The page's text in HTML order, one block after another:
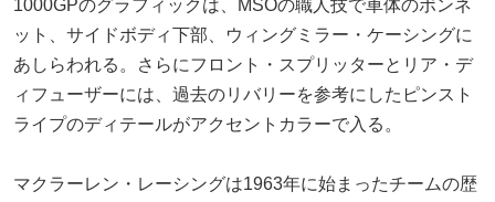
1000GPのグラフィックは、MSOの職人技で車体のボンネ
ット、サイドボディ下部、ウィングミラー・ケーシングに
あしらわれる。さらにフロント・スプリッターとリア・デ
ィフューザーには、過去のリバリーを参考にしたピンスト
ライプのディテールがアクセントカラーで入る。
マクラーレン・レーシングは1963年に始まったチームの歴